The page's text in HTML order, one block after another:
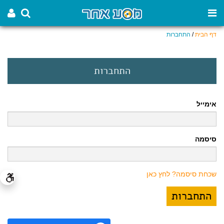
דף הבית/ התחברות
התחברות
אימייל
סיסמה
שכחת סיסמה? לחץ כאן